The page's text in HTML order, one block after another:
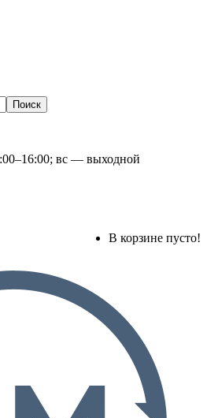
вс — выходной
В корзине пусто!